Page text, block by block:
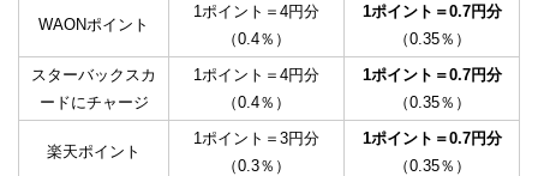
WAONポイント
1ポイント＝4円分
（0.4％）
1ポイント＝0.7円分
（0.35％）
スターバックスカ
ードにチャージ
1ポイント＝4円分
（0.4％）
1ポイント＝0.7円分
（0.35％）
楽天ポイント
1ポイント＝3円分
（0.3％）
1ポイント＝0.7円分
（0.35％）